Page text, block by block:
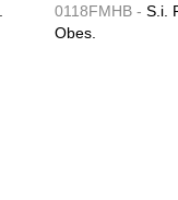
0118FMHB - S.i.
Obes.